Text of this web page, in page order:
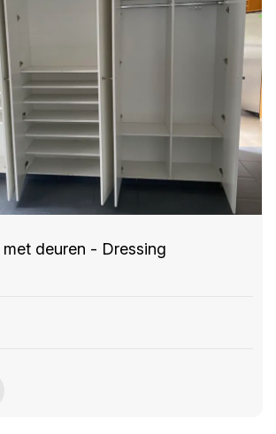
deuren - Dressing